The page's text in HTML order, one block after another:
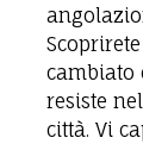
cambiato
resiste
città. Vi